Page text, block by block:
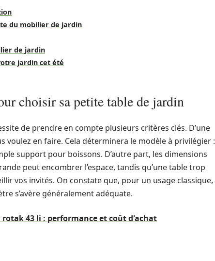
du mobilier de jardin
de jardin
jardin cet été
choisir sa petite table de jardin
de prendre en compte plusieurs critères clés. D’une
voulez en faire. Cela déterminera le modèle à privilégier :
support pour boissons. D’autre part, les dimensions
peut encombrer l’espace, tandis qu’une table trop
vos invités. On constate que, pour un usage classique,
s’avère généralement adéquate.
rotak 43 li : performance et coût d'achat